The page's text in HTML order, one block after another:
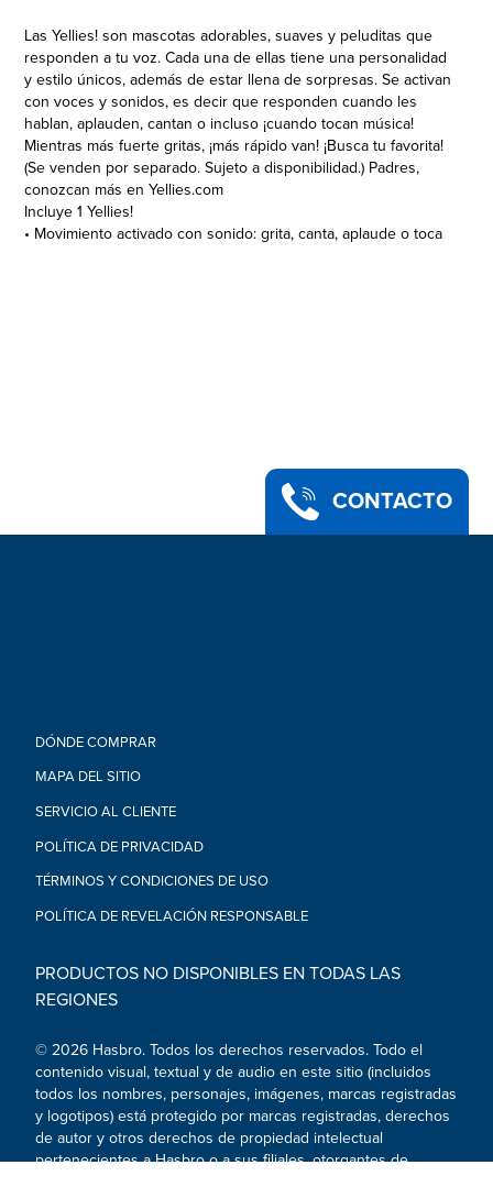
Las Yellies! son mascotas adorables, suaves y peluditas que
responden a tu voz. Cada una de ellas tiene una personalidad
y estilo únicos, además de estar llena de sorpresas. Se activan
con voces y sonidos, es decir que responden cuando les
hablan, aplauden, cantan o incluso ¡cuando tocan música!
Mientras más fuerte gritas, ¡más rápido van! ¡Busca tu favorita!
(Se venden por separado. Sujeto a disponibilidad.) Padres,
conozcan más en Yellies.com
Incluye 1 Yellies!
• Movimiento activado con sonido: grita, canta, aplaude o toca
• ADVERTENCIA: PELIGRO DE ASFIXIA: Pueden producirse
piezas pequeñas. No es para niños menores de 3 años.
• Limpiar suavemente con un paño limpio y seco. NO MOJAR.
CONTACTO
DÓNDE COMPRAR
MAPA DEL SITIO
SERVICIO AL CLIENTE
POLÍTICA DE PRIVACIDAD
TÉRMINOS Y CONDICIONES DE USO
POLÍTICA DE REVELACIÓN RESPONSABLE
PRODUCTOS NO DISPONIBLES EN TODAS LAS
REGIONES
© 2026 Hasbro. Todos los derechos reservados. Todo el
contenido visual, textual y de audio en este sitio (incluidos
todos los nombres, personajes, imágenes, marcas registradas
y logotipos) está protegido por marcas registradas, derechos
de autor y otros derechos de propiedad intelectual
pertenecientes a Hasbro o a sus filiales, otorgantes de